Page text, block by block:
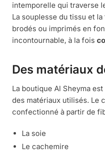
intemporelle qui traverse
La souplesse du tissu et
brodés ou imprimés en
incontournable, à la fois
Des matériaux
La boutique Al Sheyma
des matériaux utilisés. Le
confectionné à partir de
La soie
Le cachemire